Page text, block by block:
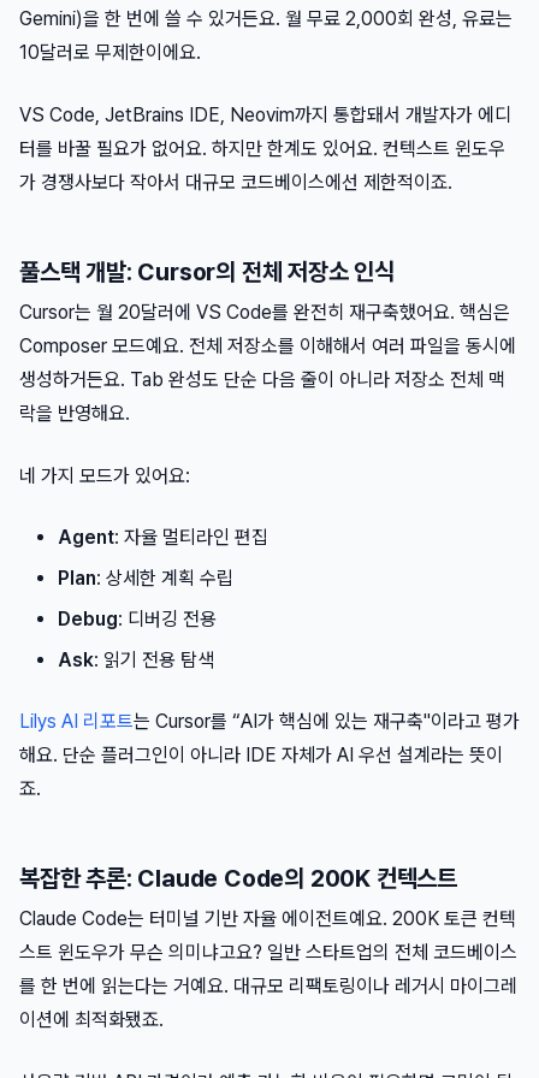
Gemini)을 한 번에 쓸 수 있거든요. 월 무료 2,000회 완성, 유료는
10달러로 무제한이에요.
VS Code, JetBrains IDE, Neovim까지 통합돼서 개발자가 에디
터를 바꿀 필요가 없어요. 하지만 한계도 있어요. 컨텍스트 윈도우
가 경쟁사보다 작아서 대규모 코드베이스에선 제한적이죠.
풀스택 개발: Cursor의 전체 저장소 인식
Cursor는 월 20달러에 VS Code를 완전히 재구축했어요. 핵심은
Composer 모드예요. 전체 저장소를 이해해서 여러 파일을 동시에
생성하거든요. Tab 완성도 단순 다음 줄이 아니라 저장소 전체 맥
락을 반영해요.
네 가지 모드가 있어요:
Agent: 자율 멀티라인 편집
Plan: 상세한 계획 수립
Debug: 디버깅 전용
Ask: 읽기 전용 탐색
Lilys AI 리포트는 Cursor를 “AI가 핵심에 있는 재구축"이라고 평가
해요. 단순 플러그인이 아니라 IDE 자체가 AI 우선 설계라는 뜻이
죠.
복잡한 추론: Claude Code의 200K 컨텍스트
Claude Code는 터미널 기반 자율 에이전트예요. 200K 토큰 컨텍
스트 윈도우가 무슨 의미냐고요? 일반 스타트업의 전체 코드베이스
를 한 번에 읽는다는 거예요. 대규모 리팩토링이나 레거시 마이그레
이션에 최적화됐죠.